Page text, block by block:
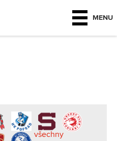
MENU
všechny